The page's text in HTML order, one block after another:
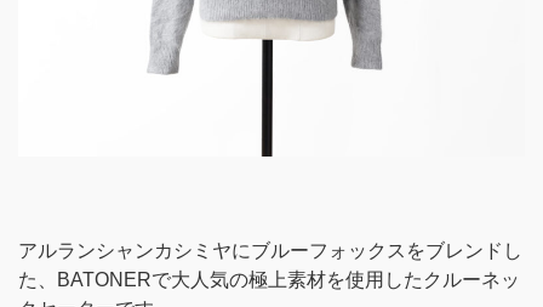
アルランシャンカシミヤにブルーフォックスをブレンドし
た、BATONERで大人気の極上素材を使用したクルーネッ